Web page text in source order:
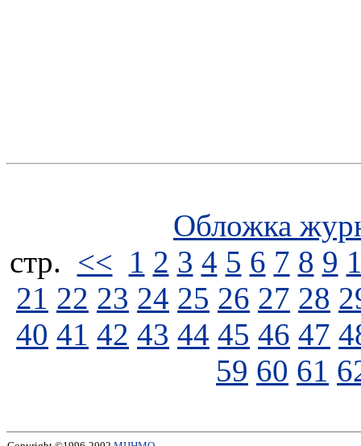
Обложка
стp. << 1 2 3 4 5 6 7 8 9
21 22 23 24 25 26 27 28
40 41 42 43 44 45 46 47
59 60 61